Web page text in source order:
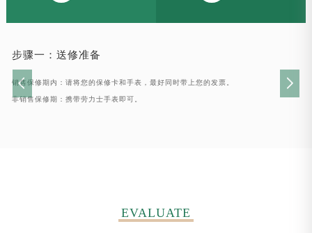
步骤一： 送修准备
销售保修期内：请将您的保修卡和手表，最好同时带上您的发票。
非销售保修期：携带劳力士手表即可。
EVALUATE